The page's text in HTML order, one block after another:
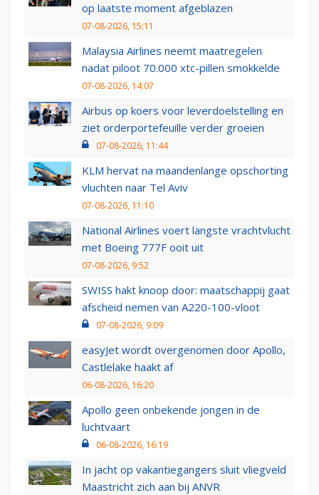
op laatste moment afgeblazen
07-08-2026, 15:11
Malaysia Airlines neemt maatregelen
nadat piloot 70.000 xtc-pillen smokkelde
07-08-2026, 14:07
Airbus op koers voor leverdoelstelling en
ziet orderportefeuille verder groeien
07-08-2026, 11:44
KLM hervat na maandenlange opschorting
vluchten naar Tel Aviv
07-08-2026, 11:10
National Airlines voert langste vrachtvlucht
met Boeing 777F ooit uit
07-08-2026, 9:52
SWISS hakt knoop door: maatschappij gaat
afscheid nemen van A220-100-vloot
07-08-2026, 9:09
easyJet wordt overgenomen door Apollo,
Castlelake haakt af
06-08-2026, 16:20
Apollo geen onbekende jongen in de
luchtvaart
06-08-2026, 16:19
In jacht op vakantiegangers sluit vliegveld
Maastricht zich aan bij ANVR